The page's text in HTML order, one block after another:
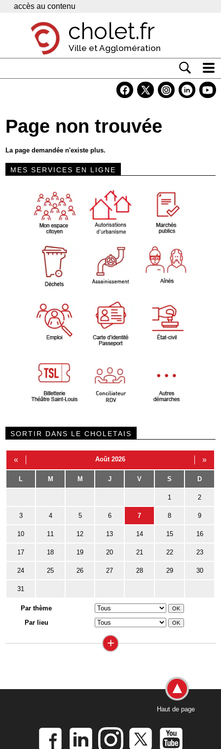
Panneau de gestion des cookies
accès au contenu
cholet.fr
Ville et Agglomération
Economie
Services
Contacts
Page non trouvée
La page demandée n'existe plus.
MES SERVICES EN LIGNE
SORTIR DANS LE CHOLETAIS
« Août 2026 »
L M M J V S D
1 2
3 4 5 6 7 8 9
10 11 12 13 14 15 16
17 18 19 20 21 22 23
24 25 26 27 28 29 30
31
Par thème
Par lieu
+
Haut de page